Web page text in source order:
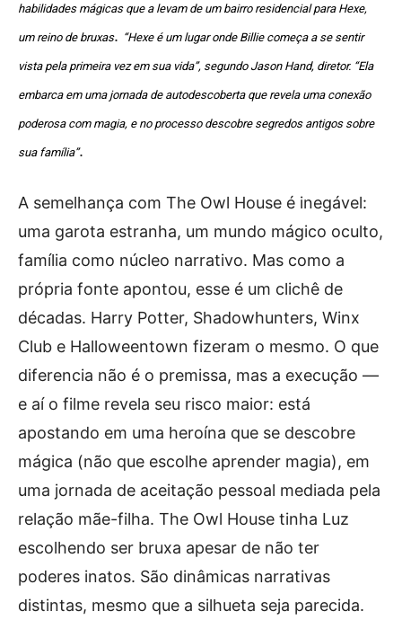
habilidades mágicas que a levam de um bairro residencial para Hexe,
um reino de bruxas. “Hexe é um lugar onde Billie começa a se sentir
vista pela primeira vez em sua vida”, segundo Jason Hand, diretor. “Ela
embarca em uma jornada de autodescoberta que revela uma conexão
poderosa com magia, e no processo descobre segredos antigos sobre
sua família”.
A semelhança com The Owl House é inegável:
uma garota estranha, um mundo mágico oculto,
família como núcleo narrativo. Mas como a
própria fonte apontou, esse é um clichê de
décadas. Harry Potter, Shadowhunters, Winx
Club e Halloweentown fizeram o mesmo. O que
diferencia não é o premissa, mas a execução —
e aí o filme revela seu risco maior: está
apostando em uma heroína que se descobre
mágica (não que escolhe aprender magia), em
uma jornada de aceitação pessoal mediada pela
relação mãe-filha. The Owl House tinha Luz
escolhendo ser bruxa apesar de não ter
poderes inatos. São dinâmicas narrativas
distintas, mesmo que a silhueta seja parecida.